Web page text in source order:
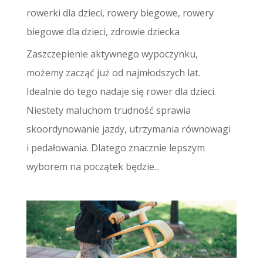
rowerki dla dzieci, rowery biegowe, rowery
biegowe dla dzieci, zdrowie dziecka
Zaszczepienie aktywnego wypoczynku,
możemy zacząć już od najmłodszych lat.
Idealnie do tego nadaje się rower dla dzieci.
Niestety maluchom trudność sprawia
skoordynowanie jazdy, utrzymania równowagi
i pedałowania. Dlatego znacznie lepszym
wyborem na początek będzie...